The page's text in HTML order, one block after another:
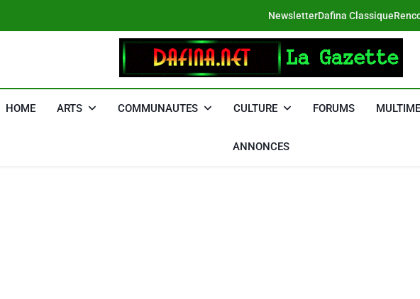
NewsletterDafina Classique
DAFINA
HOME ARTS COMMUNAUTES CULTURE FORUMS
ANNONCES